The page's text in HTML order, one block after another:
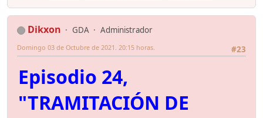
Dikxon GDA
Administrador
#23
Domingo 03 de Octubre de 2021. 20:15 horas.
Episodio 24,
"TRAMITACIÓN DE